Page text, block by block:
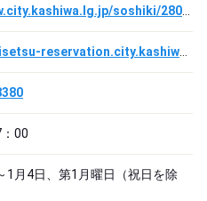
00
1月4日、第1月曜日（祝日を除